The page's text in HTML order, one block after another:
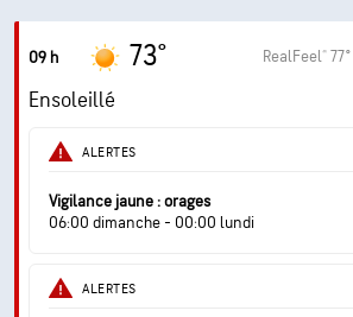
09 h 73° RealFeel® 77°
Ensoleillé
ALERTES
Vigilance jaune : orages
06:00 dimanche - 00:00 lundi
ALERTES